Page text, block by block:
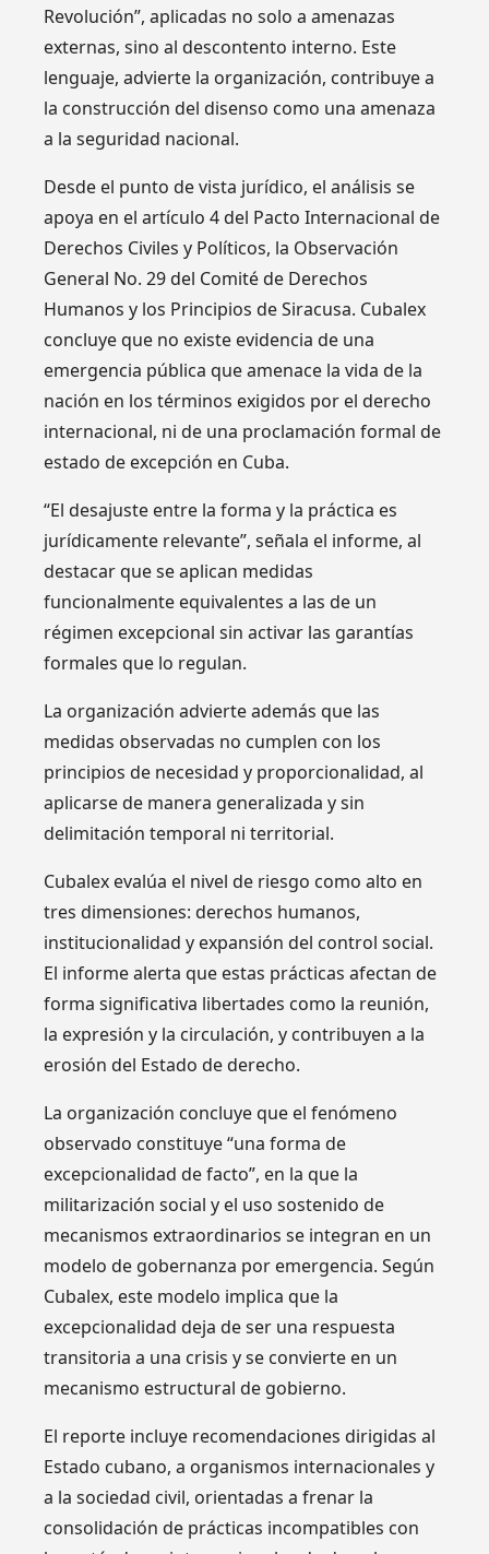
Revolución”, aplicadas no solo a amenazas
externas, sino al descontento interno. Este
lenguaje, advierte la organización, contribuye a
la construcción del disenso como una amenaza
a la seguridad nacional.
Desde el punto de vista jurídico, el análisis se
apoya en el artículo 4 del Pacto Internacional de
Derechos Civiles y Políticos, la Observación
General No. 29 del Comité de Derechos
Humanos y los Principios de Siracusa. Cubalex
concluye que no existe evidencia de una
emergencia pública que amenace la vida de la
nación en los términos exigidos por el derecho
internacional, ni de una proclamación formal de
estado de excepción en Cuba.
“El desajuste entre la forma y la práctica es
jurídicamente relevante”, señala el informe, al
destacar que se aplican medidas
funcionalmente equivalentes a las de un
régimen excepcional sin activar las garantías
formales que lo regulan.
La organización advierte además que las
medidas observadas no cumplen con los
principios de necesidad y proporcionalidad, al
aplicarse de manera generalizada y sin
delimitación temporal ni territorial.
Cubalex evalúa el nivel de riesgo como alto en
tres dimensiones: derechos humanos,
institucionalidad y expansión del control social.
El informe alerta que estas prácticas afectan de
forma significativa libertades como la reunión,
la expresión y la circulación, y contribuyen a la
erosión del Estado de derecho.
La organización concluye que el fenómeno
observado constituye “una forma de
excepcionalidad de facto”, en la que la
militarización social y el uso sostenido de
mecanismos extraordinarios se integran en un
modelo de gobernanza por emergencia. Según
Cubalex, este modelo implica que la
excepcionalidad deja de ser una respuesta
transitoria a una crisis y se convierte en un
mecanismo estructural de gobierno.
El reporte incluye recomendaciones dirigidas al
Estado cubano, a organismos internacionales y
a la sociedad civil, orientadas a frenar la
consolidación de prácticas incompatibles con